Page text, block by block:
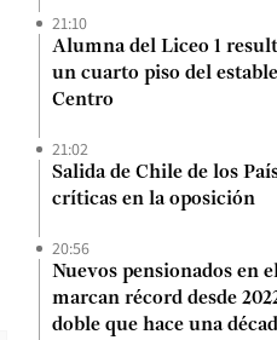
21:10
Alumna del Liceo 1
un cuarto piso del
Centro
21:02
Salida de Chile de los
críticas en la oposición
20:56
Nuevos pensionados en
marcan récord desde
doble que hace una